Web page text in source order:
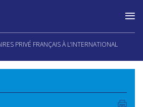
PRIVÉ FRANÇAIS À L’INTERNATIONAL